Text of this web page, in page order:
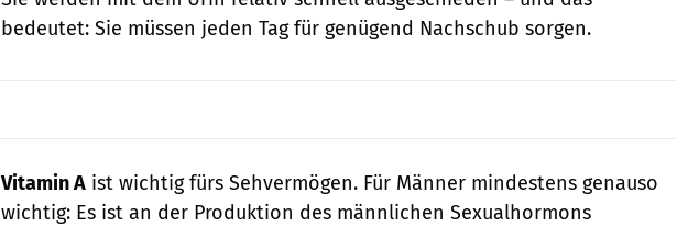
bedeutet: Sie müssen jeden Tag für genügend Nachschub sorgen.
Vitamin A ist wichtig fürs Sehvermögen. Für Männer mindestens genauso
wichtig: Es ist an der Produktion des männlichen Sexualhormons